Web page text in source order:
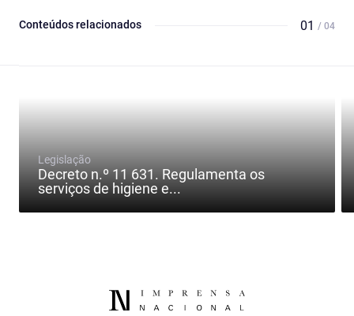
Conteúdos relacionados 01 / 04
Legislação
Decreto n.º 11 631. Regulamenta os
serviços de higiene e...